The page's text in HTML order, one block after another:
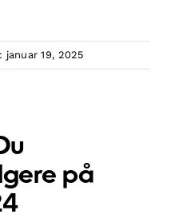
januar 19, 2025
på